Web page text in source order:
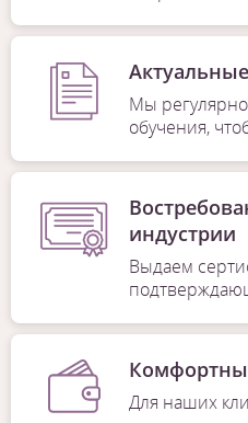
Мы
обучения,
индустрии
Выдаем
Для наших